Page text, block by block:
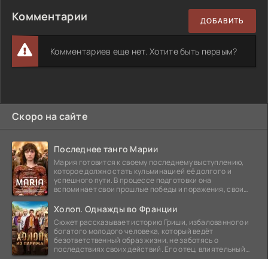
Комментарии ДОБАВИТЬ
Комментариев еще нет. Хотите быть первым?
Скоро на сайте
Последнее танго Марии
Мария готовится к своему последнему выступлению,
которое должно стать кульминацией её долгого и
успешного пути. В процессе подготовки она
вспоминает свои прошлые победы и поражения, свои
Холоп. Однажды во Франции
Сюжет рассказывает историю Гриши, избалованного и
богатого молодого человека, который ведёт
безответственный образ жизни, не заботясь о
последствиях своих действий. Его отец, влиятельный